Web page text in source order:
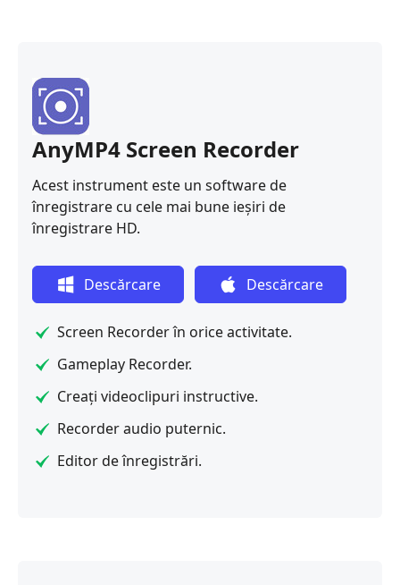
AnyMP4 Screen Recorder
Acest instrument este un software de
înregistrare cu cele mai bune ieșiri de
înregistrare HD.
Descărcare
Descărcare
Screen Recorder în orice activitate.
Gameplay Recorder.
Creați videoclipuri instructive.
Recorder audio puternic.
Editor de înregistrări.